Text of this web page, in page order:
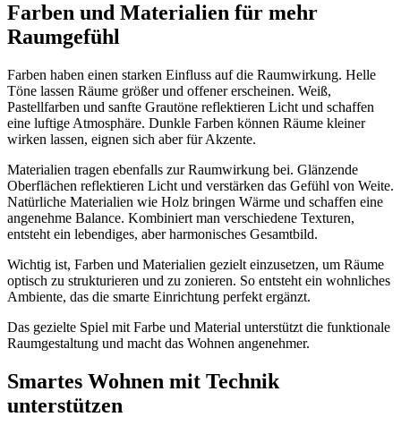
Farben und Materialien für mehr
Raumgefühl
Farben haben einen starken Einfluss auf die Raumwirkung. Helle
Töne lassen Räume größer und offener erscheinen. Weiß,
Pastellfarben und sanfte Grautöne reflektieren Licht und schaffen
eine luftige Atmosphäre. Dunkle Farben können Räume kleiner
wirken lassen, eignen sich aber für Akzente.
Materialien tragen ebenfalls zur Raumwirkung bei. Glänzende
Oberflächen reflektieren Licht und verstärken das Gefühl von Weite.
Natürliche Materialien wie Holz bringen Wärme und schaffen eine
angenehme Balance. Kombiniert man verschiedene Texturen,
entsteht ein lebendiges, aber harmonisches Gesamtbild.
Wichtig ist, Farben und Materialien gezielt einzusetzen, um Räume
optisch zu strukturieren und zu zonieren. So entsteht ein wohnliches
Ambiente, das die smarte Einrichtung perfekt ergänzt.
Das gezielte Spiel mit Farbe und Material unterstützt die funktionale
Raumgestaltung und macht das Wohnen angenehmer.
Smartes Wohnen mit Technik
unterstützen